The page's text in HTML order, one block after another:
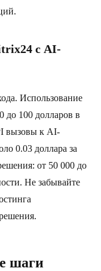
с AI-
Использование
до 100 долларов в
вызовы к AI-
0.03 доллара за
от 50 000 до
Не забывайте
шаги